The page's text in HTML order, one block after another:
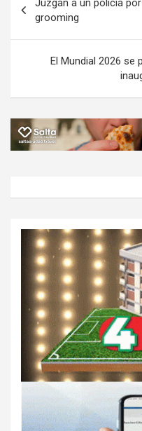
o
k
p
p
de
entradas
Juzgan a un policía
grooming
El Mundial 2026 se